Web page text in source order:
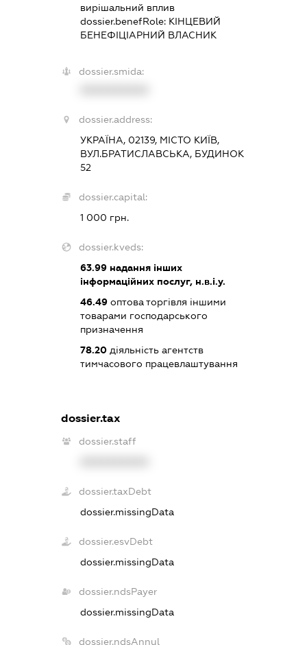
вирішальний вплив
dossier.benefRole: КІНЦЕВИЙ
БЕНЕФІЦІАРНИЙ ВЛАСНИК
dossier.smida:
dossier.address:
УКРАЇНА, 02139, МІСТО КИЇВ,
ВУЛ.БРАТИСЛАВСЬКА, БУДИНОК
52
dossier.capital:
1 000 грн.
dossier.kveds:
63.99надання інших
інформаційних послуг, н.в.і.у.
46.49оптова торгівля іншими
товарами господарського
призначення
78.20діяльність агентств
тимчасового працевлаштування
dossier.tax
dossier.staff
dossier.taxDebt
dossier.missingData
dossier.esvDebt
dossier.missingData
dossier.ndsPayer
dossier.missingData
dossier.ndsAnnul